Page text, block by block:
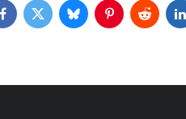
Facebook
TwitterBlueskyPinterest
Reddit